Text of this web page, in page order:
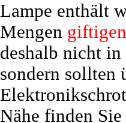
Lampe enthält
Mengen
deshalb nicht
sondern sollten
Nähe finden